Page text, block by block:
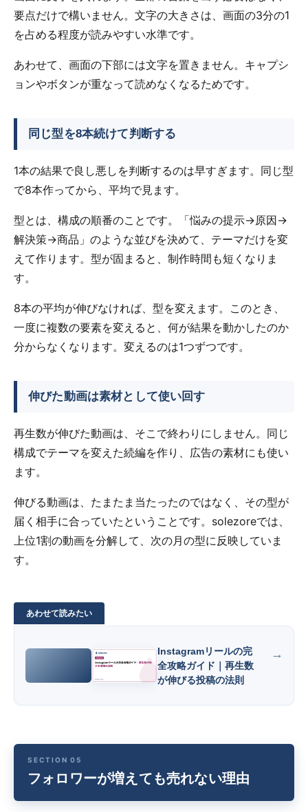
要点だけで構いません。文字の大きさは、画面の3分の1
を占める程度が読みやすい水準です。
あわせて、画面の下部には文字を置きません。キャプシ
ョンやボタンが重なって読めなくなるためです。
同じ型を8本続けて判断する
1本の結果で良し悪しを判断するのは早すぎます。同じ型
で8本作ってから、平均で見ます。
型とは、構成の順番のことです。「悩みの提示→原因→
解決策→商品」のような並びを決めて、テーマだけを変
えて作ります。型が固まると、制作時間も短くなりま
す。
8本の平均が伸びなければ、型を変えます。このとき、
一度に複数の要素を変えると、何が結果を動かしたのか
分からなくなります。変えるのは1つずつです。
伸びた動画は素材として使い回す
再生数が伸びた動画は、そこで終わりにしません。同じ
構成でテーマを変えた続編を作り、広告の素材にも使い
ます。
伸びる動画は、たまたま当たったのではなく、その型が
届く相手に合っていたということです。solezoreでは、
上位1割の動画を分解して、次の月の型に反映していま
す。
Instagramリールの完
全攻略ガイド｜再生数
が伸びる投稿の法則
フォロワーが増えても売れない理由